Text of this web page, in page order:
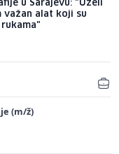
u Sarajevu: "Uzeli
važan alat koji su
(m/ž)